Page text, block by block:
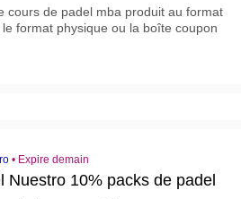
cours de padel mba produit au format
format physique ou la boîte coupon
• Expire demain
Nuestro 10% packs de padel